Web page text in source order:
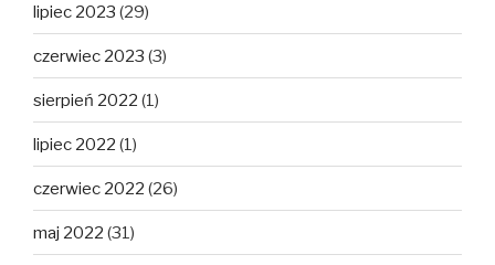
lipiec 2023 (29)
czerwiec 2023 (3)
sierpień 2022 (1)
lipiec 2022 (1)
czerwiec 2022 (26)
maj 2022 (31)